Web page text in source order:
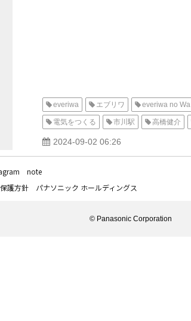
everiwa エブリワ everiwa no Wa
電気をつくる 市川駅 高橋健介
2024-09-02 06:26
note
護方針 パナソニック ホールディングス
© Panasonic Corporation